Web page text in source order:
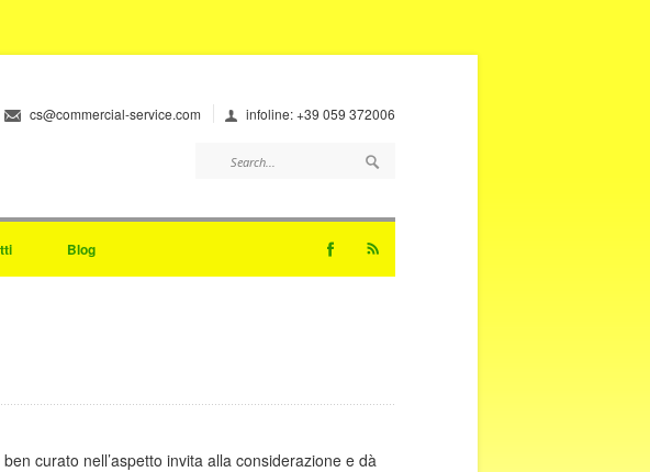
cs@commercial-service.com infoline: +39 059 372006
Blog
curato nell’aspetto invita alla considerazione e dà